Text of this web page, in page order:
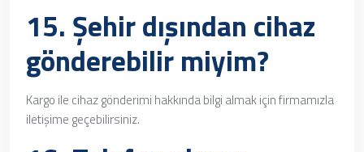
15. Şehir dışından cihaz
gönderebilir miyim?
Kargo ile cihaz gönderimi hakkında bilgi almak için firmamızla
iletişime geçebilirsiniz.